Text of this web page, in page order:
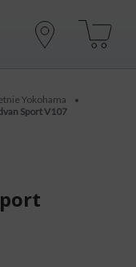
Yokohama •
Sport V107